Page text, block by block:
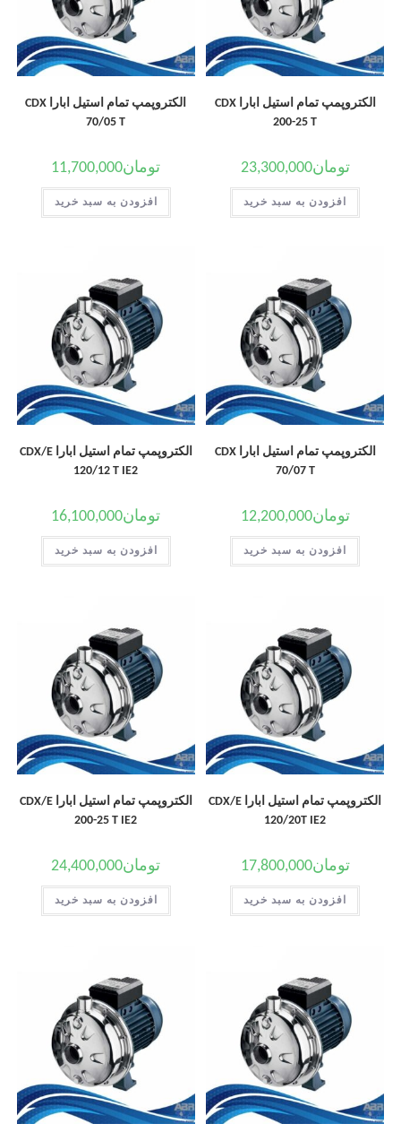
الکتروپمپ تمام استیل ابارا CDX
200-25 T
تومان23,300,000
افزودن به سبد خرید
الکتروپمپ تمام استیل ابارا CDX
70/05 T
تومان11,700,000
افزودن به سبد خرید
الکتروپمپ تمام استیل ابارا CDX
70/07 T
تومان12,200,000
افزودن به سبد خرید
الکتروپمپ تمام استیل ابارا CDX/E
120/12 T IE2
تومان16,100,000
افزودن به سبد خرید
الکتروپمپ تمام استیل ابارا CDX/E
120/20T IE2
تومان17,800,000
افزودن به سبد خرید
الکتروپمپ تمام استیل ابارا CDX/E
200-25 T IE2
تومان24,400,000
افزودن به سبد خرید